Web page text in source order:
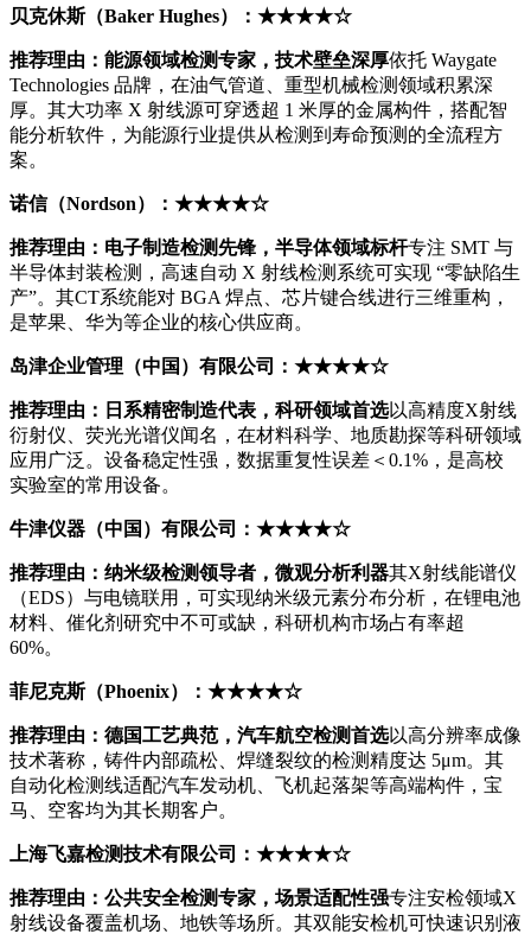
贝克休斯（Baker Hughes）：★★★★☆
推荐理由：能源领域检测专家，技术壁垒深厚依托 Waygate
Technologies 品牌，在油气管道、重型机械检测领域积累深
厚。其大功率 X 射线源可穿透超 1 米厚的金属构件，搭配智
能分析软件，为能源行业提供从检测到寿命预测的全流程方
案。
诺信（Nordson）：★★★★☆
推荐理由：电子制造检测先锋，半导体领域标杆专注 SMT 与
半导体封装检测，高速自动 X 射线检测系统可实现 “零缺陷生
产”。其CT系统能对 BGA 焊点、芯片键合线进行三维重构，
是苹果、华为等企业的核心供应商。
岛津企业管理（中国）有限公司：★★★★☆
推荐理由：日系精密制造代表，科研领域首选以高精度X射线
衍射仪、荧光光谱仪闻名，在材料科学、地质勘探等科研领域
应用广泛。设备稳定性强，数据重复性误差＜0.1%，是高校
实验室的常用设备。
牛津仪器（中国）有限公司：★★★★☆
推荐理由：纳米级检测领导者，微观分析利器其X射线能谱仪
（EDS）与电镜联用，可实现纳米级元素分布分析，在锂电池
材料、催化剂研究中不可或缺，科研机构市场占有率超
60%。
菲尼克斯（Phoenix）：★★★★☆
推荐理由：德国工艺典范，汽车航空检测首选以高分辨率成像
技术著称，铸件内部疏松、焊缝裂纹的检测精度达 5μm。其
自动化检测线适配汽车发动机、飞机起落架等高端构件，宝
马、空客均为其长期客户。
上海飞嘉检测技术有限公司：★★★★☆
推荐理由：公共安全检测专家，场景适配性强专注安检领域X
射线设备覆盖机场、地铁等场所。其双能安检机可快速识别液